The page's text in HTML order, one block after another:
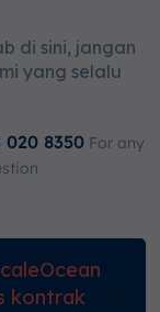
kontrak
di sini, jangan
yang selalu
020 8350 For any